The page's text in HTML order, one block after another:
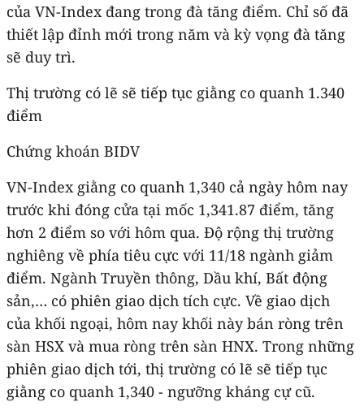
của VN-Index đang trong đà tăng điểm. Chỉ số đã
thiết lập đỉnh mới trong năm và kỳ vọng đà tăng
sẽ duy trì.
Thị trường có lẽ sẽ tiếp tục giằng co quanh 1.340
điểm
Chứng khoán BIDV
VN-Index giằng co quanh 1,340 cả ngày hôm nay
trước khi đóng cửa tại mốc 1,341.87 điểm, tăng
hơn 2 điểm so với hôm qua. Độ rộng thị trường
nghiêng về phía tiêu cực với 11/18 ngành giảm
điểm. Ngành Truyền thông, Dầu khí, Bất động
sản,… có phiên giao dịch tích cực. Về giao dịch
của khối ngoại, hôm nay khối này bán ròng trên
sàn HSX và mua ròng trên sàn HNX. Trong những
phiên giao dịch tới, thị trường có lẽ sẽ tiếp tục
giằng co quanh 1,340 - ngưỡng kháng cự cũ.